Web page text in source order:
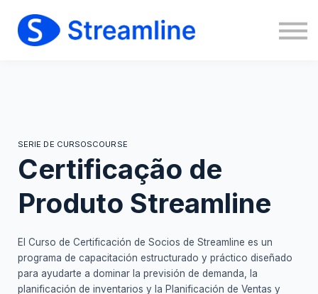
Sign in
Sign up
SERIE DE CURSOSCOURSE
Certificação de
Produto Streamline
El Curso de Certificación de Socios de Streamline es un
programa de capacitación estructurado y práctico diseñado
para ayudarte a dominar la previsión de demanda, la
planificación de inventarios y la Planificación de Ventas y